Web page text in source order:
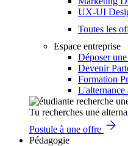
UX-UI
Toutes les
Espace entreprise
Déposer
Devenir
Formation
Tu recherches une
Postule à une offre
Pédagogie